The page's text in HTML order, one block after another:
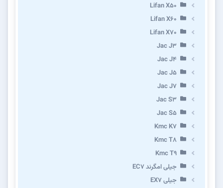
Lifan X50
Lifan X60
Lifan X70
Jac J3
Jac J4
Jac J5
Jac J7
Jac S3
Jac S5
Kmc K7
Kmc T8
Kmc T9
جیلی امگرند EC7
جیلی EX7